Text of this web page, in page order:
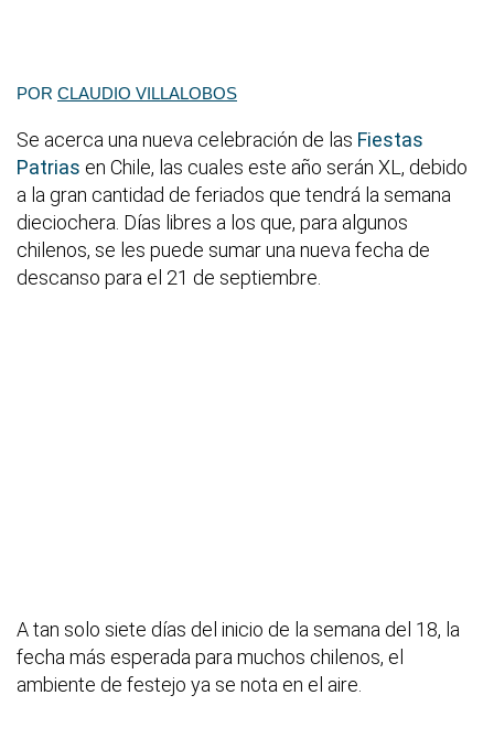
POR CLAUDIO VILLALOBOS
Se acerca una nueva celebración de las Fiestas
Patrias en Chile, las cuales este año serán XL, debido
a la gran cantidad de feriados que tendrá la semana
dieciochera. Días libres a los que, para algunos
chilenos, se les puede sumar una nueva fecha de
descanso para el 21 de septiembre.
A tan solo siete días del inicio de la semana del 18, la
fecha más esperada para muchos chilenos, el
ambiente de festejo ya se nota en el aire.